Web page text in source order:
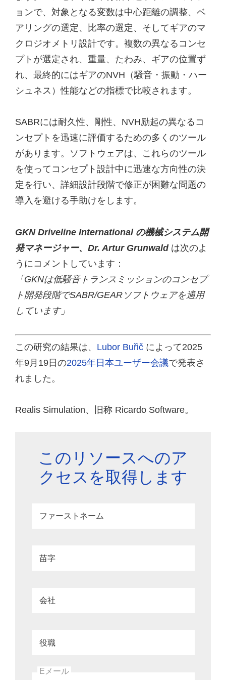
ョンで、対象となる変数は中心距離の調整、ベ
アリングの選定、比率の選定、そしてギアのマ
クロジオメトリ設計です。複数の異なるコンセ
プトが選定され、重量、たわみ、ギアの位置ず
れ、最終的にはギアのNVH（騒音・振動・ハー
シュネス）性能などの指標で比較されます。
SABRには耐久性、剛性、NVH励起の異なるコ
ンセプトを迅速に評価するための多くのツール
があります。ソフトウェアは、これらのツール
を使ってコンセプト設計中に迅速な方向性の決
定を行い、詳細設計段階で修正が困難な問題の
導入を避ける手助けをします。
GKN Driveline International の機械システム開
発マネージャー、Dr. Artur Grunwaldは次のよ
うにコメントしています：
「GKNは低騒音トランスミッションのコンセプ
ト開発段階でSABR/GEARソフトウェアを適用
しています」
この研究の結果は、 Lubor Buřič によって2025
年9月19日の2025年日本ユーザー会議で発表さ
れました。
Realis Simulation、旧称 Ricardo Software。
このリソースへのア
クセスを取得します
ファーストネーム
苗字
会社
役職
Eメール